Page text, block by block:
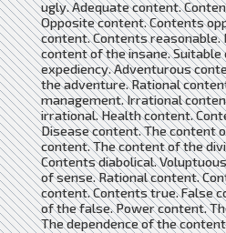
ugly. Adequate content.
Opposite content. Contents
content. Contents reasonable.
content of the insane.
expediency. Adventurous
the adventure. Rational
management. Irrational
irrational. Health content.
Disease content. The content
content. The content of the
Contents diabolical.
of sense. Rational content.
content. Contents true. False
of the false. Power content.
The dependence of the